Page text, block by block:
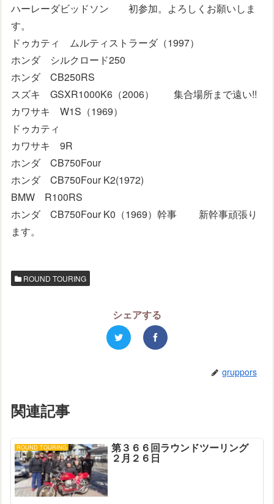
ハーレーダビッドソン 初参加。よろしくお願いしま
す。
ドゥカティ ムルティストラーダ（1997）
ホンダ シルクロード250
ホンダ CB250RS
スズキ GSXR1000K6（2006） 集合場所まで遠い!!
カワサキ W1S（1969）
ドゥカティ
カワサキ 9R
ホンダ CB750Four
ホンダ CB750Four K2(1972)
BMW R100RS
ホンダ CB750Four K0（1969）幹事 新幹事頑張り
ます。
ROUND TOURING
シェアする
gruppors
関連記事
ROUND TOURING 第３６６回ラウンドツーリング
２月２６日